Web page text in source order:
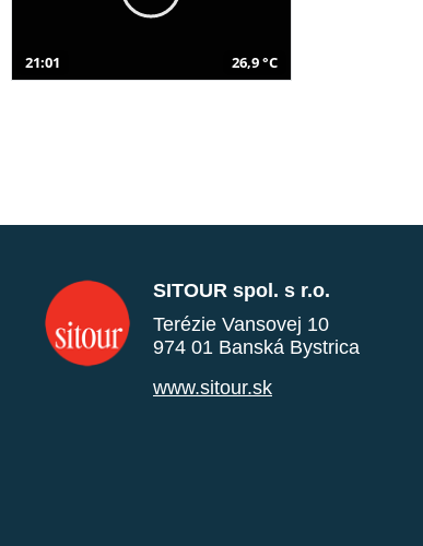
21:01 26,9 °C
SITOUR spol. s r.o.
Terézie Vansovej 10
974 01 Banská Bystrica
www.sitour.sk